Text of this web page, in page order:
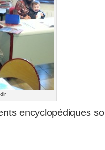
encyclopédiques